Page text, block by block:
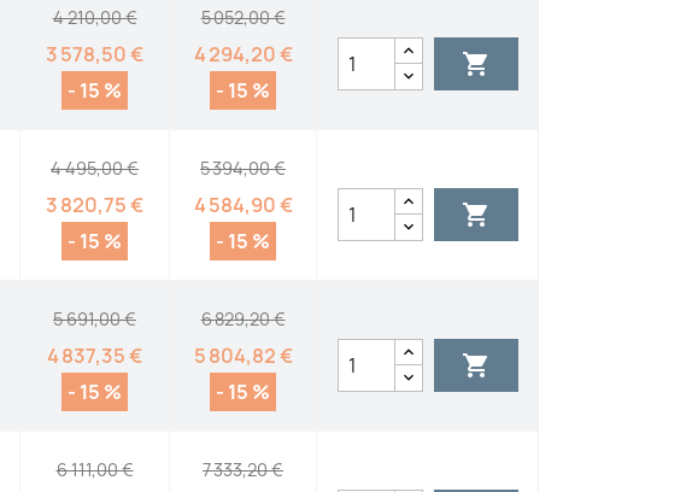
4 210,00 €
3 578,50 €
- 15 %
5 052,00 €
4 294,20 €
- 15 %

4 495,00 €
3 820,75 €
- 15 %
5 394,00 €
4 584,90 €
- 15 %

5 691,00 €
4 837,35 €
- 15 %
6 829,20 €
5 804,82 €
- 15 %

6 111,00 € 7 333,20 €